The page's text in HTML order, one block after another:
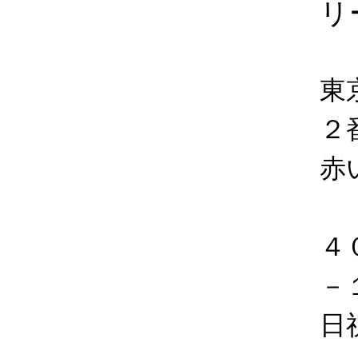
東
２
赤
４
－